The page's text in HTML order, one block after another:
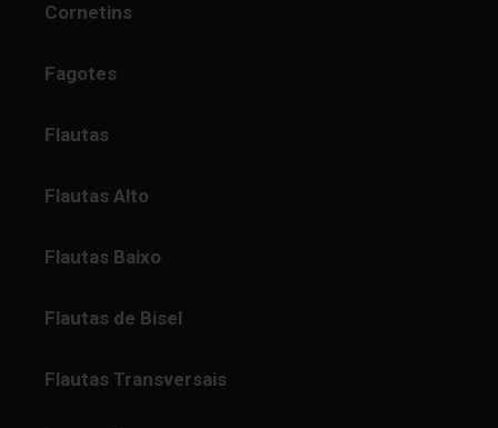
Cornetins
Fagotes
Flautas
Flautas Alto
Flautas Baixo
Flautas de Bisel
Flautas Transversais